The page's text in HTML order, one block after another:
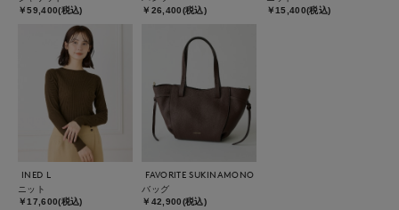
￥59,400(税込) ￥26,400(税込) ￥15,400(税込)
INED L
ニット
￥17,600(税込)
FAVORITE SUKINAMONO
バッグ
￥42,900(税込)